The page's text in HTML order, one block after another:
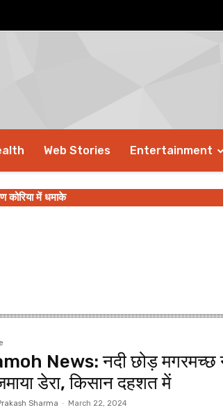
Web Stories Entertainment
कोरिया में धमाके
News: नदी छोड़
डेरा, किसान दहशत में
Sharma - March 22, 2024